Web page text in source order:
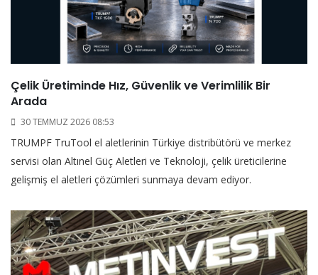
Çelik Üretiminde Hız, Güvenlik ve Verimlilik Bir
Arada
30 TEMMUZ 2026 08:53
TRUMPF TruTool el aletlerinin Türkiye distribütörü ve merkez
servisi olan Altınel Güç Aletleri ve Teknoloji, çelik üreticilerine
gelişmiş el aletleri çözümleri sunmaya devam ediyor.